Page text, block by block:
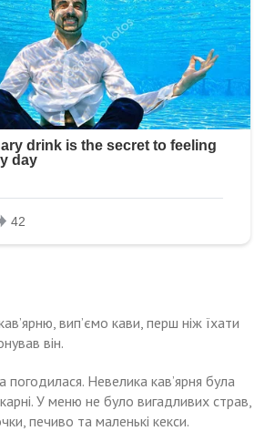
випʼємо кави, перш ніж їхати
він.
Невелика кав’ярня була
У меню не було вигадливих страв,
печиво та маленькі кекси.